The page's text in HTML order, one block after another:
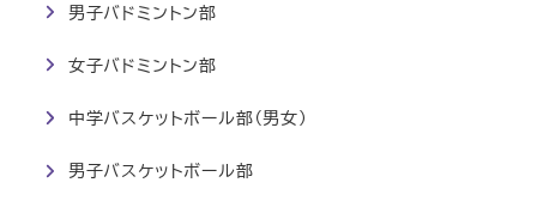
男子バドミントン部
女子バドミントン部
中学バスケットボール部（男女）
男子バスケットボール部